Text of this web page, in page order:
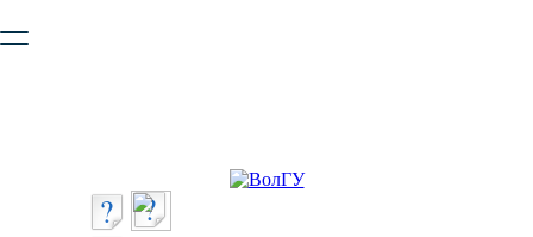
безопасную работу с сайтом. Пожалуйста